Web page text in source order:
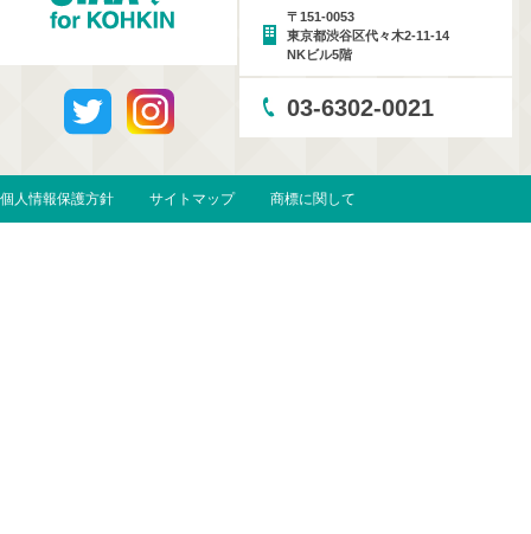
〒151-0053
東京都渋谷区代々木2-11-14
NKビル5階
03-6302-0021
個人情報保護方針 サイトマップ 商標に関して